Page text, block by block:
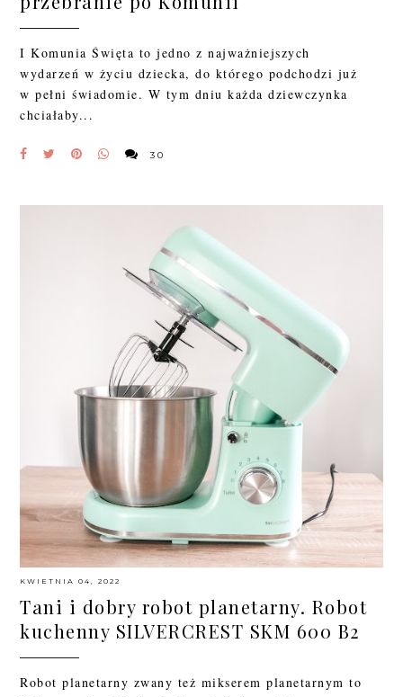
I Komunia Święta to jedno z najważniejszych
wydarzeń w życiu dziecka, do którego podchodzi już
w pełni świadomie. W tym dniu każda dziewczynka
chciałaby...
30
KWIETNIA 04, 2022
Tani i dobry robot planetarny. Robot
kuchenny SILVERCREST SKM 600 B2
Robot planetarny zwany też mikserem planetarnym to